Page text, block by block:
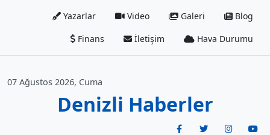
Yazarlar Video Galeri
Blog
Finans
İletişim Hava Durumu
07 Ağustos 2026, Cuma
Denizli Haberler